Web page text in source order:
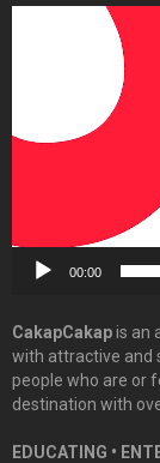
00:00
CakapCakapis an
with attractive and
people who are or
destination with
EDUCATING •